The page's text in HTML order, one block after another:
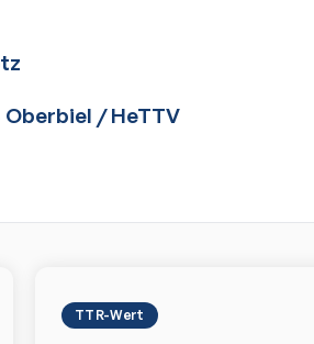
Oberbiel /HeTTV
TTR-Wert